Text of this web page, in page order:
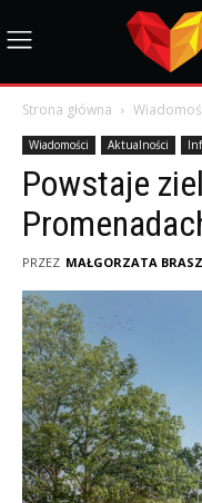
Strona główna
Wiadomości Aktualności
Powstaje
PRZEZ MAŁGORZATA